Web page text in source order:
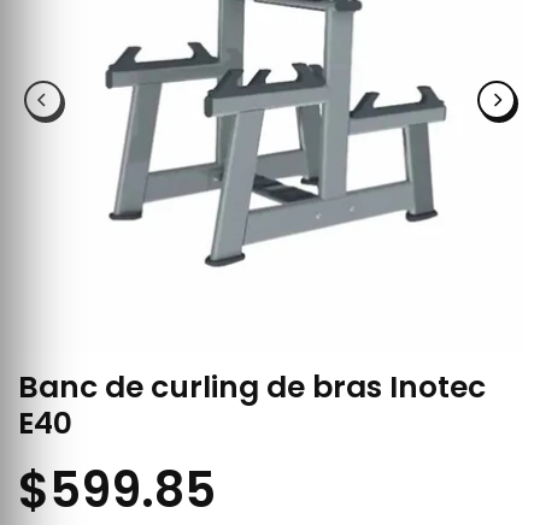
Banc de curling de bras Inotec
E40
$599.85